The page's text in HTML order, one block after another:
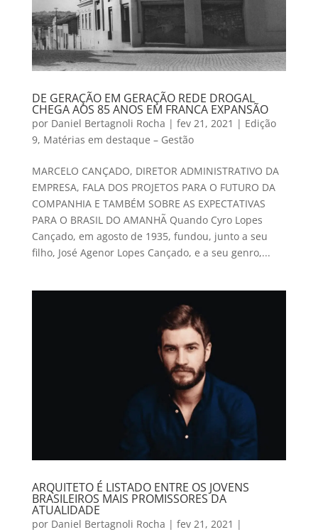
DE GERAÇÃO EM GERAÇÃO REDE DROGAL
CHEGA AOS 85 ANOS EM FRANCA EXPANSÃO
por Daniel Bertagnoli Rocha | fev 21, 2021 | Edição
9, Matérias em destaque – Gestão
MARCELO CANÇADO, DIRETOR ADMINISTRATIVO DA
EMPRESA, FALA DOS PROJETOS PARA O FUTURO DA
COMPANHIA E TAMBÉM SOBRE AS EXPECTATIVAS
PARA O BRASIL DO AMANHÃ Quando Cyro Lopes
Cançado, em agosto de 1935, fundou, junto a seu
filho, José Agenor Lopes Cançado, e a seu genro,...
ARQUITETO É LISTADO ENTRE OS JOVENS
BRASILEIROS MAIS PROMISSORES DA
ATUALIDADE
por Daniel Bertagnoli Rocha | fev 21, 2021 |